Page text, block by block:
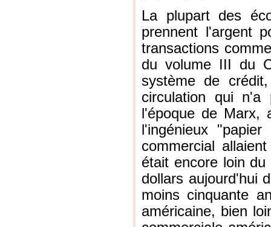
La plupart des
prennent l'argent
transactions
du volume III du
système de
circulation qui n'a
l'époque de Marx,
l'ingénieux
commercial
était encore loin
dollars aujourd'hui
moins cinquante
américaine, bien